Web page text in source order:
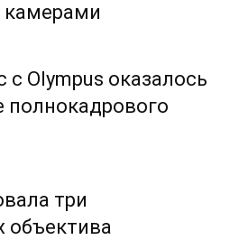
с Olympus оказалось
полнокадрового
три
объектива